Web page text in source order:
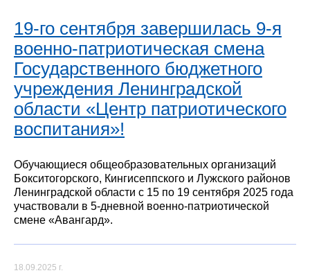
19-го сентября завершилась 9-я
военно-патриотическая смена
Государственного бюджетного
учреждения Ленинградской
области «Центр патриотического
воспитания»!
Обучающиеся общеобразовательных организаций
Бокситогорского, Кингисеппского и Лужского районов
Ленинградской области с 15 по 19 сентября 2025 года
участвовали в 5-дневной военно-патриотической
смене «Авангард».
18.09.2025 г.